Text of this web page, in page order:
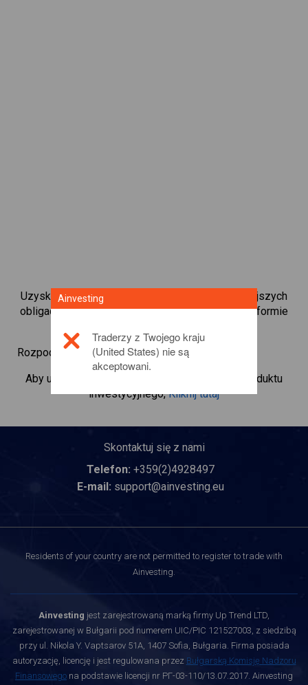
Uzyskaj natychmiastowy dostęp do najpopularniejszych
obligacji dostępnych bezpośrednio na naszej platformie
Rozpocznij handel kontraktami CFD w
Aby uzyskać więcej informacji na temat tego produktu
inwestycyjnego,Kliknij tutaj
Skontaktuj się z nami
Telefon: +359(2)4928497
E-mail: support@ainvesting.eu
Residents of your country are not permitted to register to trade with
Ainvesting.
Ainvesting jest zarejestrowaną marką firmy Up Trend LTD,
zarejestrowanej w Bułgarii pod numerem UIC/PIC 121527003, z siedzibą
przy ul. Nikola Y. Vaptsarov 51A, 1407 Sofia, Bułgaria. Firma posiada
autoryzację, licencję i jest regulowana przez Bułgarską Komisję Nadzoru
Finansowego na podstawie licencji nr РГ-03-110/13.07.2017. Ainvesting
Ainvesting
Traderzy z Twojego kraju
(United States) nie są
akceptowani.